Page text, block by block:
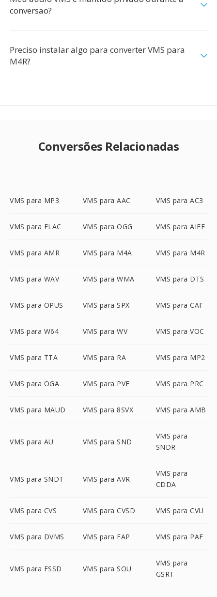
conversao?
Preciso instalar algo para converter VMS para
M4R?
Conversões Relacionadas
VMS para MP3 VMS para AAC VMS para AC3
VMS para FLAC VMS para OGG VMS para AIFF
VMS para AMR VMS para M4A VMS para M4R
VMS para WAV VMS para WMA VMS para DTS
VMS para OPUS VMS para SPX VMS para CAF
VMS para W64 VMS para WV VMS para VOC
VMS para TTA VMS para RA VMS para MP2
VMS para OGA VMS para PVF VMS para PRC
VMS para MAUD VMS para 8SVX VMS para AMB
VMS para AU VMS para SND
VMS para
SNDR
VMS para SNDT VMS para AVR
VMS para
CDDA
VMS para CVS VMS para CVSD VMS para CVU
VMS para DVMS VMS para FAP VMS para PAF
VMS para FSSD VMS para SOU
VMS para
GSRT